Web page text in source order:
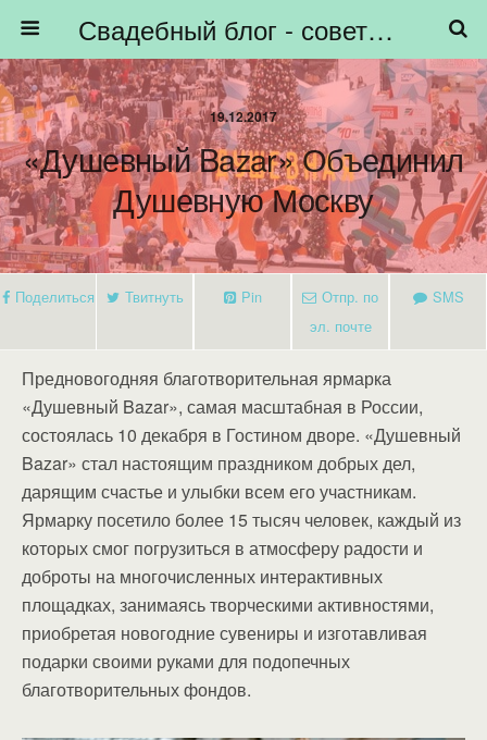
Свадебный блог - советы невестам, подготовка к свадьбе - HiBride
19.12.2017
«Душевный Bazar» Объединил
Душевную Москву
Поделиться Твитнуть Pin
Отпр. по
эл. почте
SMS
Предновогодняя благотворительная ярмарка
«Душевный Bazar», самая масштабная в России,
состоялась 10 декабря в Гостином дворе. «Душевный
Bazar» стал настоящим праздником добрых дел,
дарящим счастье и улыбки всем его участникам.
Ярмарку посетило более 15 тысяч человек, каждый из
которых смог погрузиться в атмосферу радости и
доброты на многочисленных интерактивных
площадках, занимаясь творческими активностями,
приобретая новогодние сувениры и изготавливая
подарки своими руками для подопечных
благотворительных фондов.